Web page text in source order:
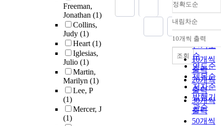
Freeman,
Jonathan (1)
Collins,
Judy (1)
Heart(1)
Iglesias,
Julio (1)
Martin,
Marilyn (1)
Lee, P
(1)
Mercer, J
(1)
정확도순
정확도
순
인기도
순
연도순
제목순
저자순
발행기
관순
내림차순
내림차
10개씩 출력
10개씩
출력
20개씩
출력
30개씩
출력
50개씩
조회